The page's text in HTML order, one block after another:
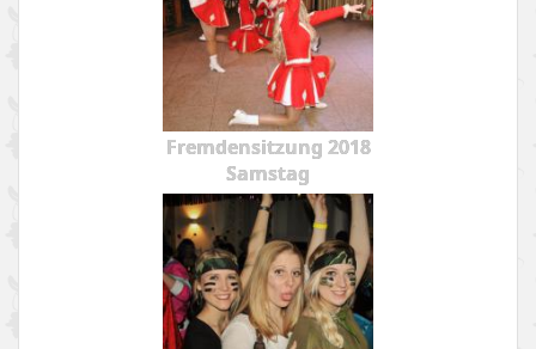
Fremdensitzung 2018
Samstag